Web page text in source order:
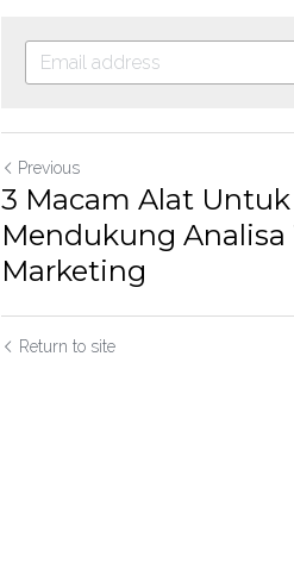
Previous
3 Macam Alat Untuk
Mendukung Analisa
Marketing
Return to site